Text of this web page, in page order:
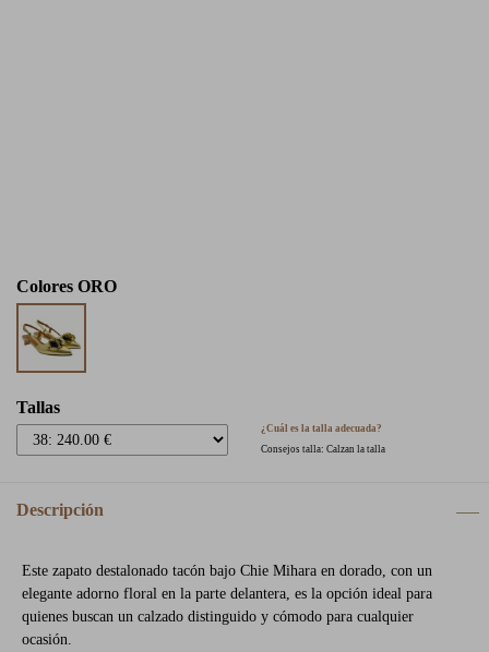
Colores ORO
Tallas
¿Cuál es la talla adecuada?
Consejos talla: Calzan la talla
Descripción
Este zapato destalonado tacón bajo Chie Mihara en dorado, con un
elegante adorno floral en la parte delantera, es la opción ideal para
quienes buscan un calzado distinguido y cómodo para cualquier
ocasión.